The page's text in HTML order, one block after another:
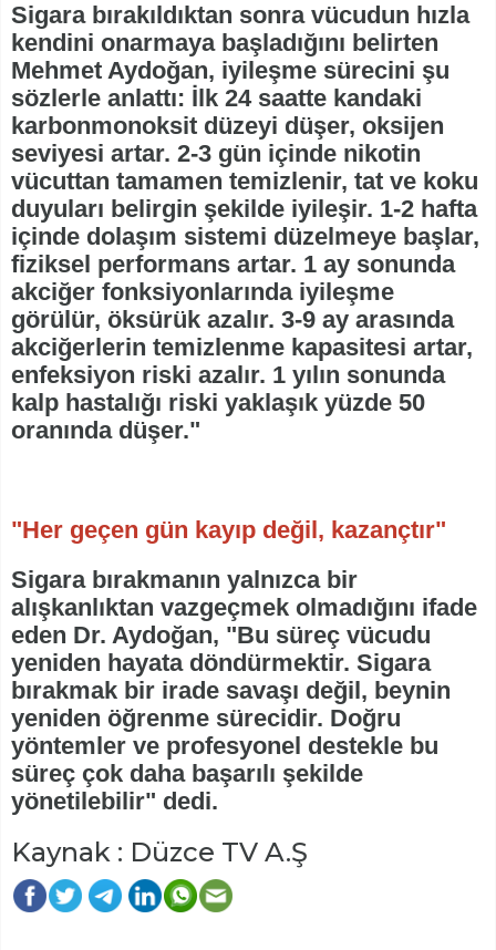
Sigara bırakıldıktan sonra vücudun hızla
kendini onarmaya başladığını belirten
Mehmet Aydoğan, iyileşme sürecini şu
sözlerle anlattı: İlk 24 saatte kandaki
karbonmonoksit düzeyi düşer, oksijen
seviyesi artar. 2-3 gün içinde nikotin
vücuttan tamamen temizlenir, tat ve koku
duyuları belirgin şekilde iyileşir. 1-2 hafta
içinde dolaşım sistemi düzelmeye başlar,
fiziksel performans artar. 1 ay sonunda
akciğer fonksiyonlarında iyileşme
görülür, öksürük azalır. 3-9 ay arasında
akciğerlerin temizlenme kapasitesi artar,
enfeksiyon riski azalır. 1 yılın sonunda
kalp hastalığı riski yaklaşık yüzde 50
oranında düşer."
"Her geçen gün kayıp değil, kazançtır"
Sigara bırakmanın yalnızca bir
alışkanlıktan vazgeçmek olmadığını ifade
eden Dr. Aydoğan, "Bu süreç vücudu
yeniden hayata döndürmektir. Sigara
bırakmak bir irade savaşı değil, beynin
yeniden öğrenme sürecidir. Doğru
yöntemler ve profesyonel destekle bu
süreç çok daha başarılı şekilde
yönetilebilir" dedi.
Kaynak : Düzce TV A.Ş